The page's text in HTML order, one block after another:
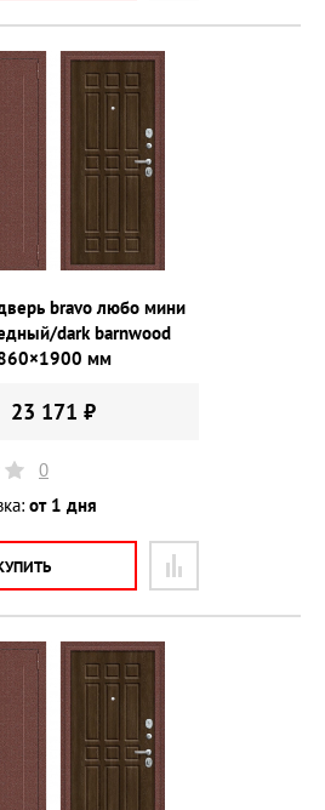
bravo любо мини
dark barnwood
мм
23 171 ₽
0
от 1 дня